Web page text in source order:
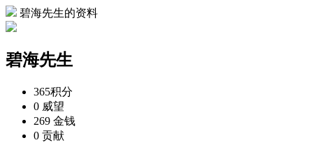
碧海先生的资料
碧海先生
365积分
0 威望
269 金钱
0 贡献